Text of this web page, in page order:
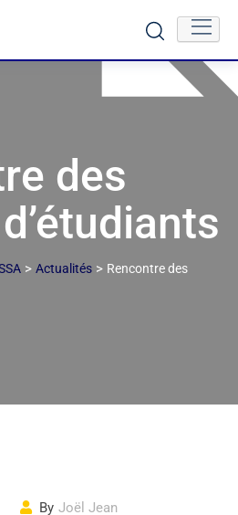
des
> Actualités > Rencontre des
By Joël Jean